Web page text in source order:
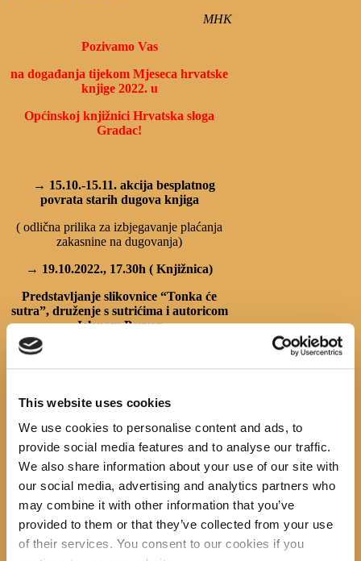
This website uses cookies
We use cookies to personalise content and ads, to
provide social media features and to analyse our traffic.
We also share information about your use of our site with
our social media, advertising and analytics partners who
may combine it with other information that you’ve
provided to them or that they’ve collected from your use
of their services. You consent to our cookies if you
MHK
Pozivamo Vas
na događanja tijekom Mjeseca hrvatske
knjige 2022. u
Općinskoj knjižnici Hrvatska sloga
Gradac!
→ 15.10.-15.11. akcija besplatnog
povrata starih dugova knjiga
( odlična prilika za izbjegavanje plaćanja
zakasnine na dugovanja)
→ 19.10.2022., 17.30h ( Knjižnica)
Predstavljanje slikovnice “Tonka će
sutra”, druženje s sutrićima i autoricom
Jelenom Pervan
→ Iza čarobnih vrata knjižnice
( grupni posjeti predškolaca- tijekom
listopada)
( grupni posjeti školaraca- studeni)
→ 12. 9.-25.10. Nije lako kad si mlad